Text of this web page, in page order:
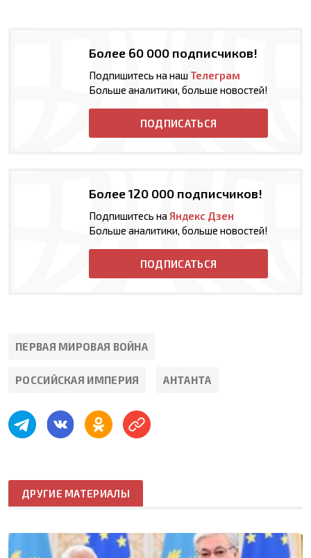
Более 60 000 подписчиков!
Подпишитесь на наш Телеграм
Больше аналитики, больше новостей!
ПОДПИСАТЬСЯ
Более 120 000 подписчиков!
Подпишитесь на Яндекс Дзен
Больше аналитики, больше новостей!
ПОДПИСАТЬСЯ
ПЕРВАЯ МИРОВАЯ ВОЙНА
РОССИЙСКАЯ ИМПЕРИЯ АНТАНТА
ДРУГИЕ МАТЕРИАЛЫ